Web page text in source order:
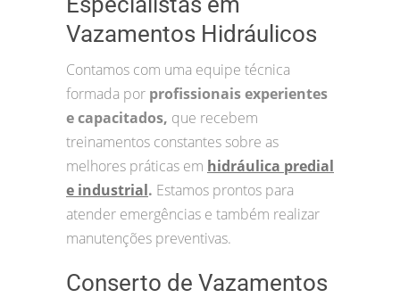
Vazamentos Hidráulicos
Contamos com uma equipe técnica
formada por profissionais experientes
e capacitados, que recebem
treinamentos constantes sobre as
melhores práticas em hidráulica predial
e industrial. Estamos prontos para
atender emergências e também realizar
manutenções preventivas.
Conserto de Vazamentos